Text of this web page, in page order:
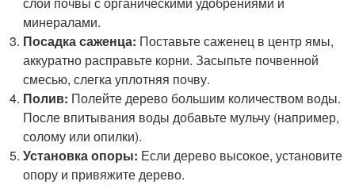
минералами.
Посадка саженца: Поставьте саженец в центр ямы,
аккуратно расправьте корни. Засыпьте почвенной
смесью, слегка уплотняя почву.
Полив: Полейте дерево большим количеством воды.
После впитывания воды добавьте мульчу (например,
солому или опилки).
Установка опоры: Если дерево высокое, установите
опору и привяжите дерево.